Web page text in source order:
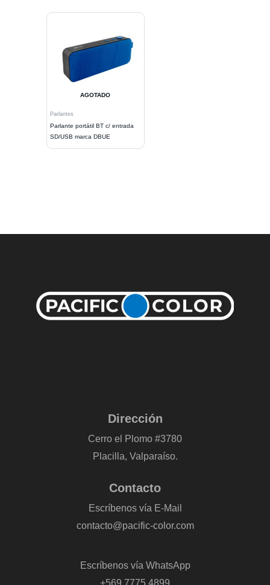
AGOTADO
Parlantes
Parlante portátil BT c/ entrada
SD/USB marca DBUE
Dirección
Cerro el Plomo #3780
Placilla, Valparaíso.
Contacto
Escríbenos vía E-Mail
contacto@pacific-color.com
Escríbenos vía WhatsApp
+569 7775 4899